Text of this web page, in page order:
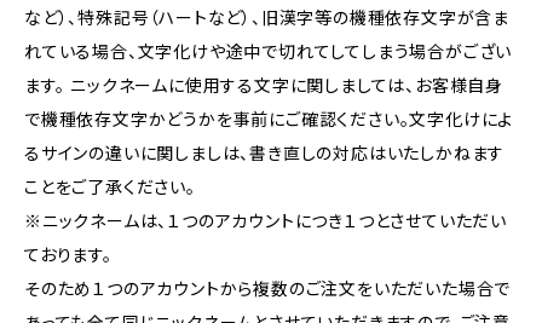
など）、特殊記号（ハートなど）、旧漢字等の機種依存文字が含ま
れている場合、文字化けや途中で切れてしてしまう場合がござい
ます。 ニックネームに使用する文字に関しましては、お客様自身
で機種依存文字かどうかを事前にご確認ください。文字化けによ
るサインの違いに関しましは、書き直しの対応はいたしかねます
ことをご了承ください。
※ニックネームは、１つのアカウントにつき１つとさせていただい
ております。
そのため１つのアカウントから複数のご注文をいただいた場合で